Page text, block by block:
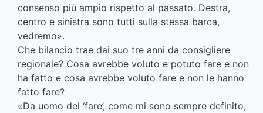
consenso più ampio rispetto al passato. Destra,
centro e sinistra sono tutti sulla stessa barca,
vedremo».
Che bilancio trae dai suo tre anni da consigliere
regionale? Cosa avrebbe voluto e potuto fare e non
ha fatto e cosa avrebbe voluto fare e non le hanno
fatto fare?
«Da uomo del ‘fare’, come mi sono sempre definito,